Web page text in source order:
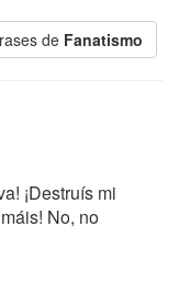
de Fanatismo
¡Destruís mi
No, no